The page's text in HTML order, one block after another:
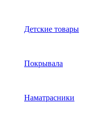
Детские товары
Покрывала
Наматрасники